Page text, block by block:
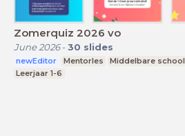
Zomerquiz 2026 vo
June 2026- 30 slides
newEditor Mentorles Middelbare school
Leerjaar 1-6